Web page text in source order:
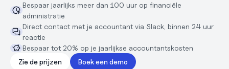
Partners
Juridisch
Werken bij
Support
Helpcentrum
Changelog
Bespaar jaarlijks meer dan 100 uur op financiële
administratie
Direct contact met je accountant via Slack, binnen 24 uur
reactie
Bespaar tot 20% op je jaarlijkse accountantskosten
Zie de prijzen
Boek een demo